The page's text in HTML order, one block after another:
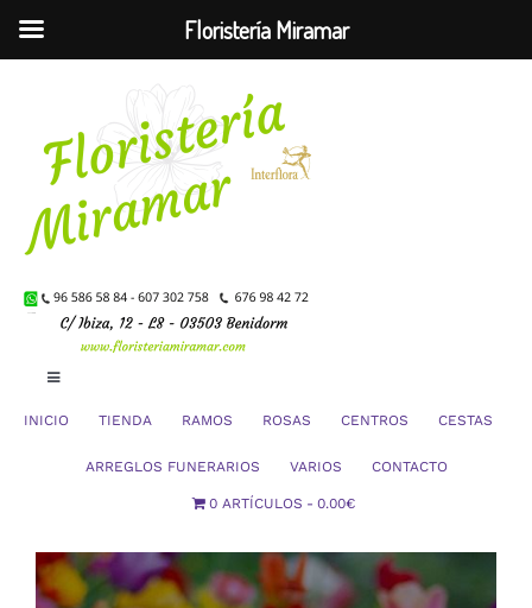
contenido
Toggle
Checkout
INICIO TIENDA RAMOS ROSAS CENTROS CESTAS
ARREGLOS FUNERARIOS VARIOS CONTACTO
0 ARTÍCULOS 0.00€
Floristería Miramar